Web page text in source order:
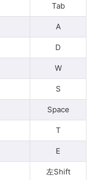
Tab
A
D
W
S
Space
T
E
左Shift